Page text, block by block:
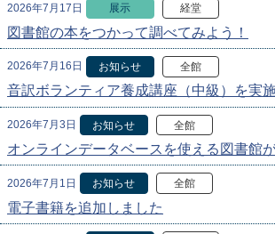
2026年7月17日 展示 経堂
図書館の本をつかって調べてみよう！
2026年7月16日 お知らせ 全館
音訳ボランティア養成講座（中級）を実施
2026年7月3日 お知らせ 全館
オンラインデータベースを使える図書館
2026年7月1日 お知らせ 全館
電子書籍を追加しました